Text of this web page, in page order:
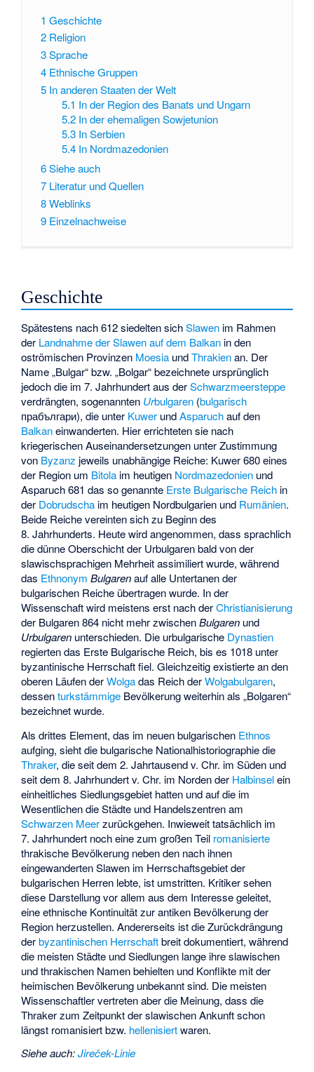
1 Geschichte
2 Religion
3Sprache
4 Ethnische Gruppen
5 In anderen Staaten der Welt
5.1 In der Region des Banats und Ungarn
5.2 In der ehemaligen Sowjetunion
5.3 In Serbien
5.4 In Nordmazedonien
6Siehe auch
7 Literatur und Quellen
8Weblinks
9 Einzelnachweise
Geschichte
Spätestens nach 612 siedelten sichSlawen im Rahmen
der Landnahme der Slawen auf dem Balkan in den
oströmischen Provinzen Moesia undThrakienan. Der
Name „Bulgar“ bzw. „Bolgar“ bezeichnete ursprünglich
jedoch die im 7. Jahrhundert aus derSchwarzmeersteppe
verdrängten, sogenannten Urbulgaren (bulgarisch
прабългари), die unter Kuwer undAsparuchauf den
Balkaneinwanderten. Hier errichteten sie nach
kriegerischen Auseinandersetzungen unter Zustimmung
von Byzanz jeweils unabhängige Reiche: Kuwer 680 eines
der Region um Bitola im heutigen Nordmazedonien und
Asparuch 681 das so genannte Erste Bulgarische Reich in
der Dobrudscha im heutigen Nordbulgarien und Rumänien.
Beide Reiche vereinten sich zu Beginn des
8. Jahrhunderts. Heute wird angenommen, dass sprachlich
die dünne Oberschicht der Urbulgaren bald von der
slawischsprachigen Mehrheit assimiliert wurde, während
das Ethnonym Bulgarenauf alle Untertanen der
bulgarischen Reiche übertragen wurde. In der
Wissenschaft wird meistens erst nach derChristianisierung
der Bulgaren 864 nicht mehr zwischenBulgaren und
Urbulgaren unterschieden. Die urbulgarische Dynastien
regierten das Erste Bulgarische Reich, bis es 1018 unter
byzantinische Herrschaft fiel. Gleichzeitig existierte an den
oberen Läufen derWolgadas Reich derWolgabulgaren,
dessenturkstämmige Bevölkerung weiterhin als „Bolgaren“
bezeichnet wurde.
Als drittes Element, das im neuen bulgarischen Ethnos
aufging, sieht die bulgarische Nationalhistoriographie die
Thraker, die seit dem 2. Jahrtausend v. Chr. im Süden und
seit dem 8. Jahrhundert v. Chr. im Norden der Halbinselein
einheitliches Siedlungsgebiet hatten und auf die im
Wesentlichen die Städte und Handelszentren am
Schwarzen Meerzurückgehen. Inwieweit tatsächlich im
7. Jahrhundert noch eine zum großen Teil romanisierte
thrakische Bevölkerung neben den nach ihnen
eingewanderten Slawen im Herrschaftsgebiet der
bulgarischen Herren lebte, ist umstritten. Kritiker sehen
diese Darstellung vor allem aus dem Interesse geleitet,
eine ethnische Kontinuität zur antiken Bevölkerung der
Region herzustellen. Andererseits ist die Zurückdrängung
derbyzantinischen Herrschaftbreit dokumentiert, während
die meisten Städte und Siedlungen lange ihre slawischen
und thrakischen Namen behielten und Konflikte mit der
heimischen Bevölkerung unbekannt sind. Die meisten
Wissenschaftler vertreten aber die Meinung, dass die
Thraker zum Zeitpunkt der slawischen Ankunft schon
längst romanisiert bzw. hellenisiertwaren.
Siehe auch:Jireček-Linie